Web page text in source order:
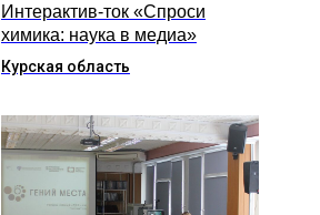
Интерактив-ток «Спроси
химика: наука в медиа»
Курская область